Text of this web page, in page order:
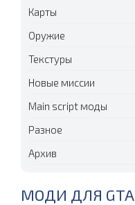
Карты
Оружие
Текстуры
Новые миссии
Main script моды
Разное
Архив
МОДИ ДЛЯ GTA